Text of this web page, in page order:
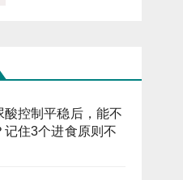
酸控制平稳后，能不
记住3个进食原则不